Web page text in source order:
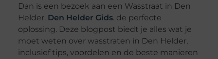
Dan is een bezoek aan een Wasstraat in Den
Helder. Den Helder Gids. de perfecte
oplossing. Deze blogpost biedt je alles wat je
moet weten over wasstraten in Den Helder,
inclusief tips, voordelen en de beste manieren